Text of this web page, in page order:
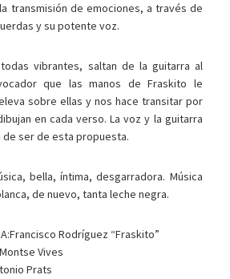
transmisión de emociones, a través de
y su potente voz.
vibrantes, saltan de la guitarra al
que las manos de Fraskito le
sobre ellas y nos hace transitar por
en cada verso. La voz y la guitarra
de ser de esta propuesta.
bella, íntima, desgarradora. Música
de nuevo, tanta leche negra.
Rodríguez “Fraskito”
Vives
Prats